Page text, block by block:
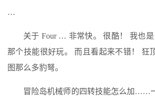
…
关于 Four … 非常快。 很酷！ 我也是
那个技能很好玩。 而且看起来不错！ 狂
图那么多豹弩。
冒险岛机械师的四转技能怎么加……